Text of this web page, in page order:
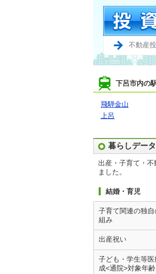
不動産
下呂市内の
飛騨金山
上呂
暮らしデータ
出産・子育て・
ました。
結婚・育児
子育て関連の独自
組み
出産祝い
子ども・学生等医
成<通院>対象年齢